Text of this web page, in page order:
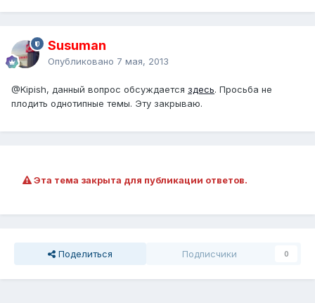
Susuman
Опубликовано 7 мая, 2013
@Kipish, данный вопрос обсуждается здесь. Просьба не
плодить однотипные темы. Эту закрываю.
Эта тема закрыта для публикации ответов.
Поделиться Подписчики 0